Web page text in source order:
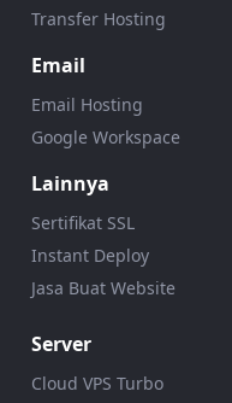
Transfer Hosting
Email
Email Hosting
Google Workspace
Lainnya
Sertifikat SSL
Instant Deploy
Jasa Buat Website
Server
Cloud VPS Turbo